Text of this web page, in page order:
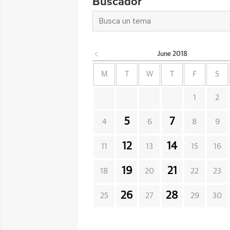
June 2018
M W F S
1 2
4 5 6 7 8 9
11 12 13 14 15 16
18 19 20 21 22 23
25 26 27 28 29 30